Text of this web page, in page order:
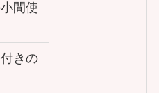
間使
きの